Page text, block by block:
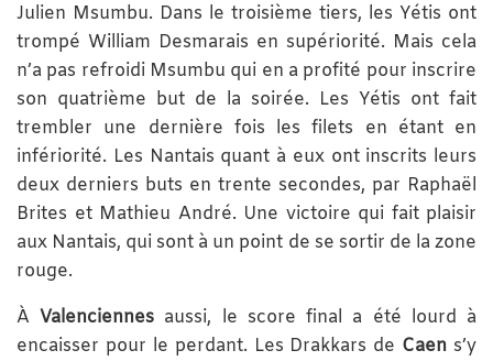
Julien Msumbu. Dans le troisième tiers, les Yétis ont
trompé William Desmarais en supériorité. Mais cela
n’a pas refroidi Msumbu qui en a profité pour inscrire
son quatrième but de la soirée. Les Yétis ont fait
trembler une dernière fois les filets en étant en
infériorité. Les Nantais quant à eux ont inscrits leurs
deux derniers buts en trente secondes, par Raphaël
Brites et Mathieu André. Une victoire qui fait plaisir
aux Nantais, qui sont à un point de se sortir de la zone
rouge.
ÀValenciennes aussi, le score final a été lourd à
encaisser pour le perdant. Les Drakkars de Caen s’y